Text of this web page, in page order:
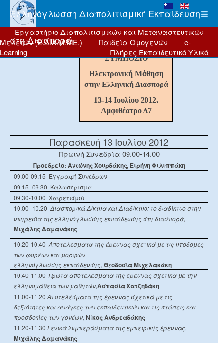
Ελληνόγλωσση Διαπολιτισμική Εκπαίδευση
στη Διασπορά
Εργαστήριο Διαπολιτισμικών και Μεταναστευτικών
Μελετών (Ε.ΔΙΑ.Μ.ΜΕ.)
Παιδεία Ομογενών
e-
Learning
Πλήρες Εκπαιδευτικό Υλικό
ΣΥΜΠΟΣΙΟ
Ηλεκτρονική Μάθηση
στην Ελληνική Διασπορά
13-14 Ιουλίου 2012,
Αμφιθέατρο Δ7
Παρασκευή 13 Ιουλίου 2012
Πρωινή Συνεδρία 09.00-14.00
Προεδρείο: Αντώνης Χουρδάκης, Ειρήνη Φιλιππάκη
09.00-09.15 Εγγραφή Συνέδρων
09.15- 09.30 Καλωσόρισμα
09.30-10.00 Χαιρετισμοί
10.00 -10.20 Διασπορικά Δίκτυα και Διαδίκτυο: το διαδίκτυο στην
υπηρεσία της ελληνόγλωσσης εκπαίδευσης στη διασπορά,
Μιχάλης Δαμανάκης
10.20-10.40 Αποτελέσματα της έρευνας σχετικά με τις υποδομές
των φορέων και μορφών
ελληνόγλωσσης εκπαίδευσης,Θεοδοσία Μιχελακάκη
10.40-11.00 Πρώτα αποτελέσματα της έρευνας σχετικά με την
ελληνομάθεια των μαθητών,Ασπασία Χατζηδάκη
11.00-11.20Αποτελέσματα της έρευνας σχετικά με τις
δεξιότητες και ανάγκες των εκπαιδευτικών και τις στάσεις και
προσδοκίες των γονέων,Νίκος Ανδρεαδάκης
11.20-11.30Γενικά Συμπεράσματα της εμπειρικής έρευνας,
Μιχάλης Δαμανάκης